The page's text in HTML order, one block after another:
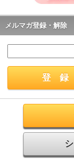
メルマガ登録・解除